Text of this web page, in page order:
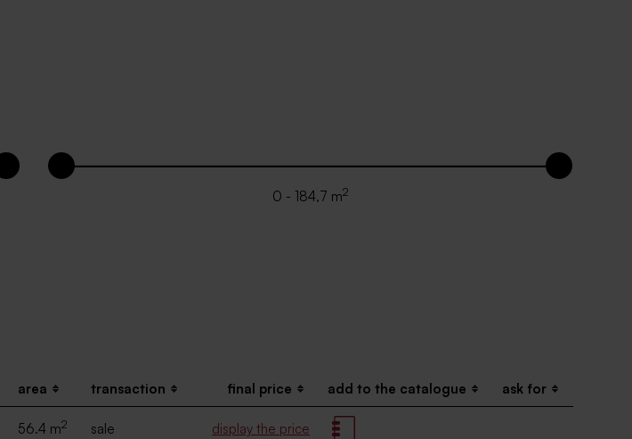
0 - 184,7 m2
area transaction final price add to the catalogue ask for
56.4 m2 sale display the price